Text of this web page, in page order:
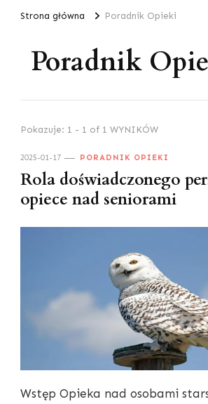
Strona główna Poradnik Opieki
Poradnik
Pokazuje: 1 - 1 of 1 WYNIKÓW
2025-01-17 PORADNIK OPIEKI
Rola doświadczonego
opiece nad seniorami
Wstęp Opieka nad osobami